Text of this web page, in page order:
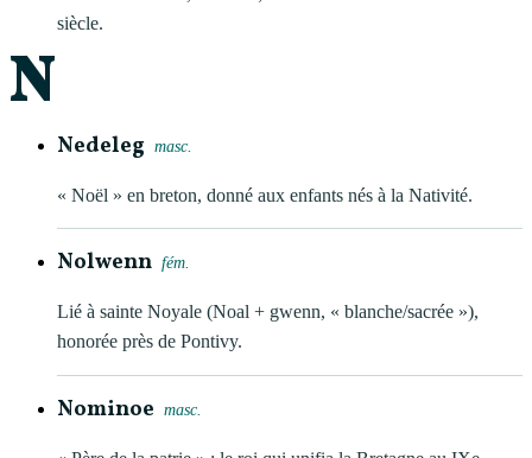
siècle.
N
Nedeleg masc.
« Noël » en breton, donné aux enfants nés à la Nativité.
Nolwenn fém.
Lié à sainte Noyale (Noal + gwenn, « blanche/sacrée »),
honorée près de Pontivy.
Nominoe masc.